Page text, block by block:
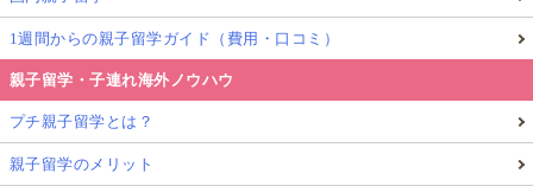
1週間からの親子留学ガイド（費用・口コミ）
親子留学・子連れ海外ノウハウ
プチ親子留学とは？
親子留学のメリット